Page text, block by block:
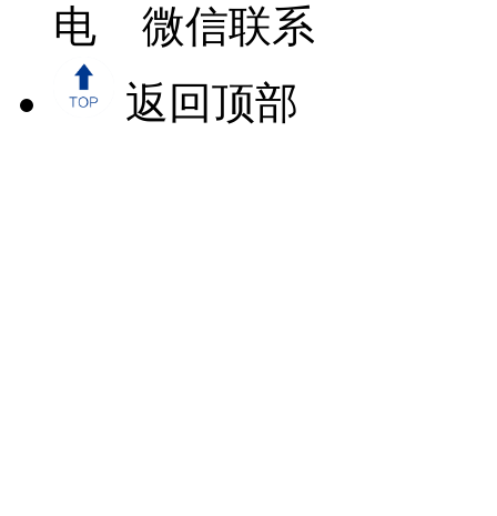
微信联系
返回顶部